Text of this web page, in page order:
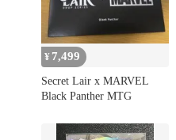
¥ 7,499
Secret Lair x MARVEL
Black Panther MTG